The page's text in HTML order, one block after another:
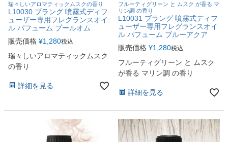
瑞々しいアロマティックムスクの香り
L10030 ブラング 噴霧式ディフ
ューザー専用フレグランスオイ
ル パフューム プールオム
販売価格 ¥1,280税込
瑞々しいアロマティックムスク
の香り
詳細を見る
フルーティグリーン と ムスク が香る マ
リン調 の香り
L10031 ブラング 噴霧式ディフ
ューザー専用フレグランスオイ
ル パフューム ブルーアクア
販売価格 ¥1,280税込
フルーティグリーン と ムスク
が香る マリン調 の香り
詳細を見る